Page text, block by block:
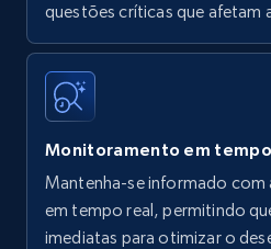
Title, Seller name, Brand,
price, Currency, Availability,
35.2K+
Amazon Reviews
questões críticas que afetam
Monitoramento em
Mantenha-se informado com
em tempo real, permitindo
imediatas para otimizar o